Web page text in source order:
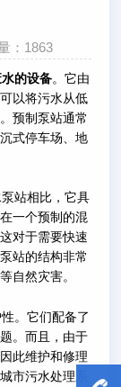
：1863
的设备。它由
以将污水从低
预制泵站通常
式停车场、地
站相比，它具
一个预制的混
对于需要快速
站的结构非常
自然灾害。
。它们配备了
。而且，由于
此维护和修理
市污水处理系